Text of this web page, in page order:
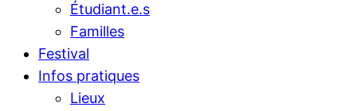
Étudiant.e.s
Familles
Festival
Infos pratiques
Lieux